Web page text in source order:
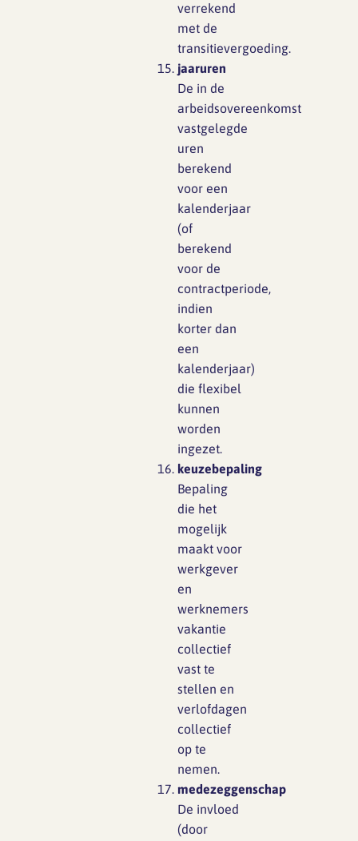
verrekend
met de
transitievergoeding.
jaaruren
De in de
arbeidsovereenkomst
vastgelegde
uren
berekend
voor een
kalenderjaar
(of
berekend
voor de
contractperiode,
indien
korter dan
een
kalenderjaar)
die flexibel
kunnen
worden
ingezet.
keuzebepaling
Bepaling
die het
mogelijk
maakt voor
werkgever
en
werknemers
vakantie
collectief
vast te
stellen en
verlofdagen
collectief
op te
nemen.
medezeggenschap
De invloed
(door